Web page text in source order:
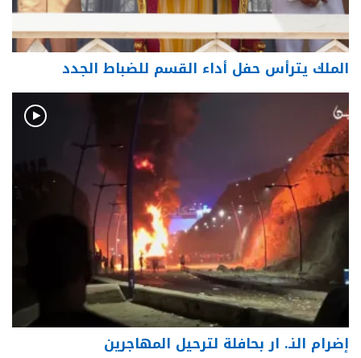
الملك يترأس حفل أداء القسم للضباط الجدد
إضرام النـ. ار بحافلة لترحيل المهاجرين